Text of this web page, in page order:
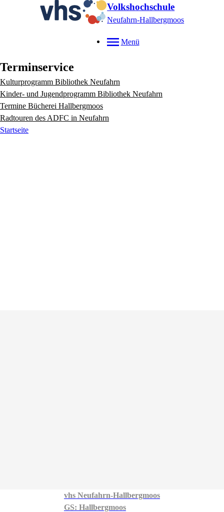
Volkshochschule
Neufahrn-Hallbergmoos
Menü
Terminservice
Kulturprogramm Bibliothek Neufahrn
Kinder- und Jugendprogramm Bibliothek Neufahrn
Termine Bücherei Hallbergmoos
Radtouren des ADFC in Neufahrn
Startseite
vhs Neufahrn-Hallbergmoos
GS: Hallbergmoos